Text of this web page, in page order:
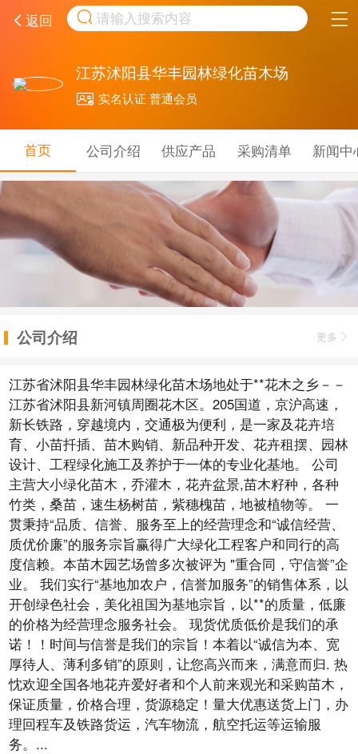
返回 取消
江苏沭阳县华丰园林绿化苗木场
实名认证 普通会员
首页 公司介绍 供应产品 采购清单 新闻中
公司介绍 更多
江苏省沭阳县华丰园林绿化苗木场地处于**花木之乡－－
江苏省沭阳县新河镇周圈花木区。205国道，京沪高速，
新长铁路，穿越境内，交通极为便利，是一家及花卉培
育、小苗扦插、苗木购销、新品种开发、花卉租摆、园林
设计、工程绿化施工及养护于一体的专业化基地。 公司
主营大小绿化苗木，乔灌木，花卉盆景,苗木籽种，各种
竹类，桑苗，速生杨树苗，紫穗槐苗，地被植物等。 一
贯秉持“品质、信誉、服务至上的经营理念和“诚信经营、
质优价廉”的服务宗旨赢得广大绿化工程客户和同行的高
度信赖。本苗木园艺场曾多次被评为 "重合同，守信誉”企
业。 我们实行“基地加农户，信誉加服务”的销售体系，以
开创绿色社会，美化祖国为基地宗旨，以**的质量，低廉
的价格为经营理念服务社会。 现货优质低价是我们的承
诺！！时间与信誉是我们的宗旨！本着以“诚信为本、宽
厚待人、薄利多销”的原则，让您高兴而来，满意而归. 热
忱欢迎全国各地花卉爱好者和个人前来观光和采购苗木，
保证质量，价格合理，货源稳定！量大优惠送货上门，办
理回程车及铁路货运，汽车物流，航空托运等运输服
务。...